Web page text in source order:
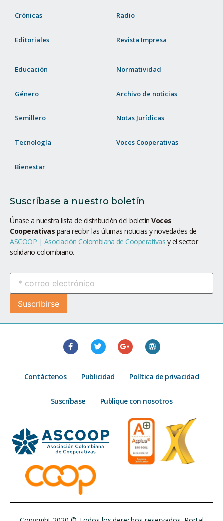
Crónicas
Editoriales
Radio
Revista Impresa
Educación
Género
Semillero
Tecnología
Bienestar
Normatividad
Archivo de noticias
Notas Jurídicas
Voces Cooperativas
Suscríbase a nuestro boletín
Únase a nuestra lista de distribución del boletín Voces
Cooperativas para recibir las últimas noticias y novedades de
ASCOOP | Asociación Colombiana de Cooperativas y el sector
solidario colombiano.
Contáctenos Publicidad Política de privacidad
Suscríbase Publique con nosotros